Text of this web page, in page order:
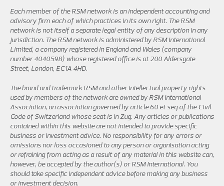
Each member of the RSM network is an independent accounting and
advisory firm each of which practices in its own right. The RSM
network is not itself a separate legal entity of any description in any
jurisdiction. The RSM network is administered by RSM International
Limited, a company registered in England and Wales (company
number 4040598) whose registered office is at 200 Aldersgate
Street, London, EC1A 4HD.
The brand and trademark RSM and other intellectual property rights
used by members of the network are owned by RSM International
Association, an association governed by article 60 et seq of the Civil
Code of Switzerland whose seat is in Zug. Any articles or publications
contained within this website are not intended to provide specific
business or investment advice. No responsibility for any errors or
omissions nor loss occasioned to any person or organisation acting
or refraining from acting as a result of any material in this website can,
however, be accepted by the author(s) or RSM International. You
should take specific independent advice before making any business
or investment decision.